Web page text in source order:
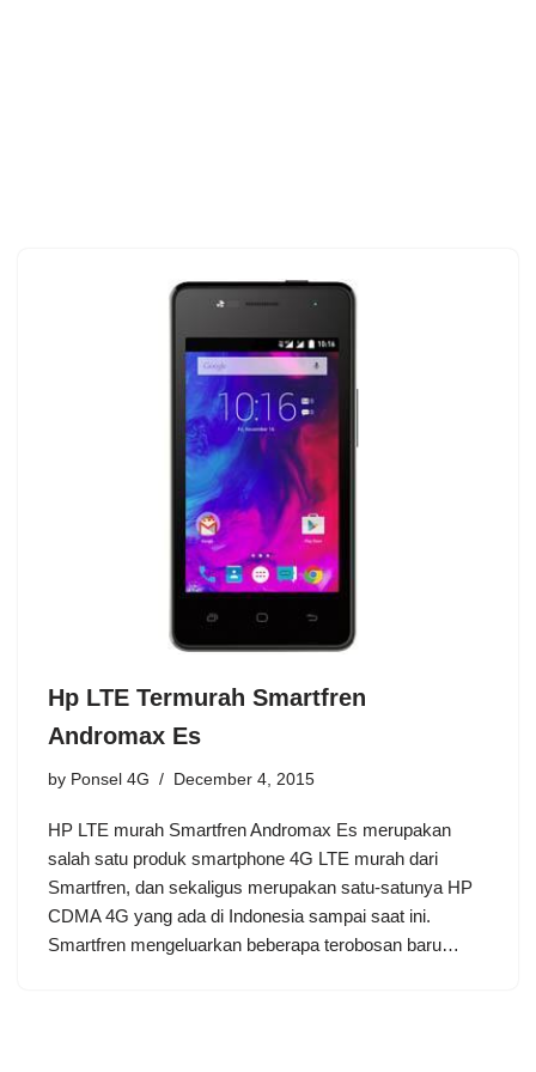
Hp LTE Termurah Smartfren
Andromax Es
by Ponsel 4G December 4, 2015
HP LTE murah Smartfren Andromax Es merupakan
salah satu produk smartphone 4G LTE murah dari
Smartfren, dan sekaligus merupakan satu-satunya HP
CDMA 4G yang ada di Indonesia sampai saat ini.
Smartfren mengeluarkan beberapa terobosan baru…